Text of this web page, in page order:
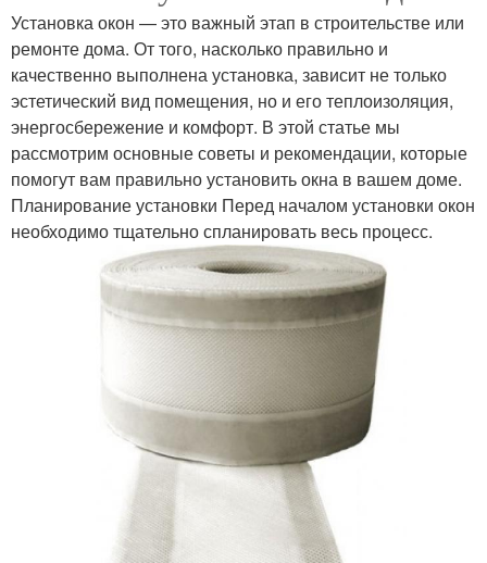
Установка окон — это важный этап в строительстве или
ремонте дома. От того, насколько правильно и
качественно выполнена установка, зависит не только
эстетический вид помещения, но и его теплоизоляция,
энергосбережение и комфорт. В этой статье мы
рассмотрим основные советы и рекомендации, которые
помогут вам правильно установить окна в вашем доме.
Планирование установки Перед началом установки окон
необходимо тщательно спланировать весь процесс.